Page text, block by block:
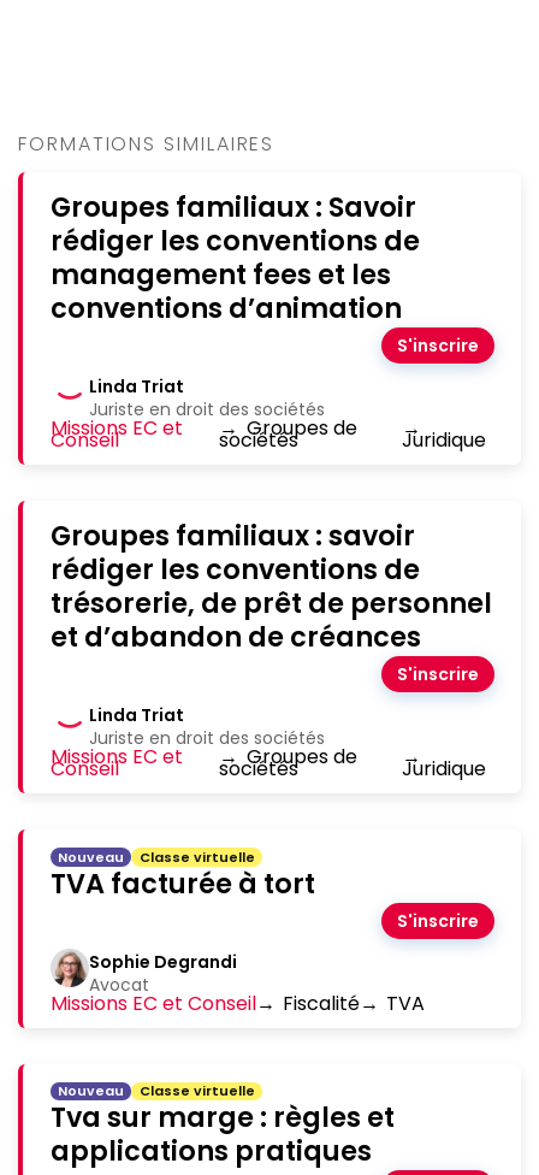
FORMATIONS SIMILAIRES
Groupes familiaux : Savoir
rédiger les conventions de
management fees et les
conventions d’animation
S'inscrire
Linda Triat
Juriste en droit des sociétés
Missions EC et
Conseil → Groupes de
sociétés →
Juridique
Groupes familiaux : savoir
rédiger les conventions de
trésorerie, de prêt de personnel
et d’abandon de créances
S'inscrire
Linda Triat
Juriste en droit des sociétés
Missions EC et
Conseil → Groupes de
sociétés →
Juridique
Nouveau Classe virtuelle
TVA facturée à tort
S'inscrire
Sophie Degrandi
Avocat
Missions EC et Conseil→ Fiscalité→ TVA
Nouveau Classe virtuelle
Tva sur marge : règles et
applications pratiques